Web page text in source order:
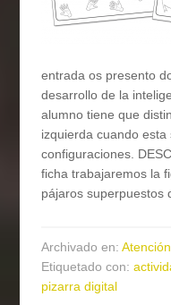
entrada os presento
desarrollo de la
alumno tiene que
izquierda cuando
configuraciones.
ficha trabajaremos la
pájaros
Archivado en:
Etiquetado con:
pizarra digital